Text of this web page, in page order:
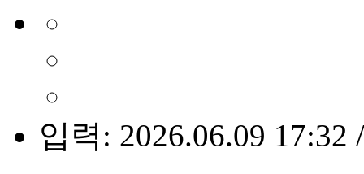
입력: 2026.06.09 17:32